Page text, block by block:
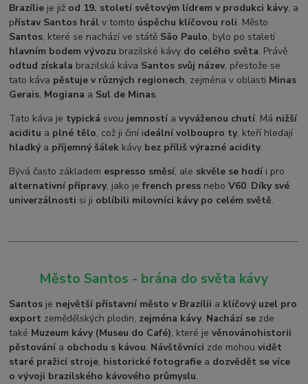
Brazílie je již od 19. století světovým lídrem v produkci kávy, a
přístav Santos hrál v tomto úspěchu klíčovou roli. Město
Santos, které se nachází ve státě São Paulo, bylo po staletí
hlavním bodem vývozu brazilské kávy do celého světa. Právě
odtud získala brazilská káva Santos svůj název, přestože se
tato káva pěstuje v různých regionech, zejména v oblasti Minas
Gerais, Mogiana a Sul de Minas.
Tato káva je typická svou jemností avyváženou chutí. Má nižší
aciditu a plné tělo, což ji činí ideální volboupro ty, kteří hledají
hladkýa příjemný šálek kávy bez příliš výrazné acidity.
Bývá často základem espresso směsí, ale skvěle se hodí i pro
alternativní přípravy, jako jefrench press neboV60. Díky své
univerzálnosti si ji oblíbili milovníci kávy po celém světě.
Město Santos - brána do světa kávy
Santos je největší přístavní město v Brazílii a klíčový uzel pro
export zemědělských plodin, zejména kávy. Nachází se zde
také Muzeum kávy (Museu do Café), které jevěnovánohistorii
pěstování a obchodu s kávou. Návštěvníci zde mohouvidět
staré pražicí stroje, historické fotografie a dozvědět se více
o vývoji brazilského kávového průmyslu.